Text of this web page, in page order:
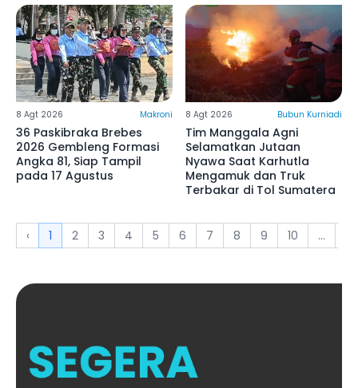
8 Agt 2026 Makroni
36 Paskibraka Brebes
2026 Gembleng Formasi
Angka 81, Siap Tampil
pada 17 Agustus
8 Agt 2026 Bubun Kurniadi
Tim Manggala Agni
Selamatkan Jutaan
Nyawa Saat Karhutla
Mengamuk dan Truk
Terbakar di Tol Sumatera
‹ 1 2 3 4 5 6 7 8 9 10 ...